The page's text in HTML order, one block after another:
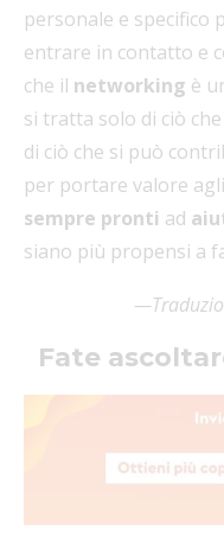
personale e specifico
entrare in contatto e
che il networking è
si tratta solo di ciò
di ciò che si può
per portare valore
sempre pronti ad
siano più propensi a
Fate